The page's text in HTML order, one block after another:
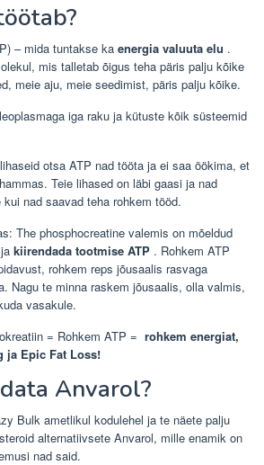
– mida tuntakse ka energia valuuta elu .
mis talletab õigus teha päris palju kõike
meie aju, meie seedimist, päris palju kõike.
iga raku ja kütuste kõik süsteemid
otsa ATP nad tööta ja ei saa öökima, et
Teie lihased on läbi gaasi ja nad
kui nad saavad teha rohkem tööd.
The phosphocreatine valemis on mõeldud
kiirendada tootmise ATP . Rohkem ATP
rohkem reps jõusaalis rasvaga
Nagu te minna raskem jõusaalis, olla valmis,
vasakule.
= Rohkem ATP = rohkem energiat,
ja Epic Fat Loss!
Anvarol?
Bulk ametlikul kodulehel ja te näete palju
alternatiivsete Anvarol, mille enamik on
nad said.